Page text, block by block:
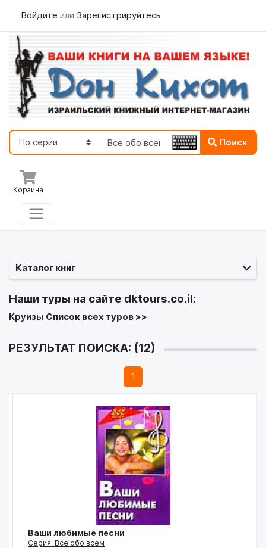
Войдите или Зарегистрируйтесь
Поиск
Корзина
Каталог книг
Наши туры на сайте dktours.co.il:
Круизы Список всех туров >>
РЕЗУЛЬТАТ ПОИСКА: (12)
1
Ваши любимые песни
Серия: Все обо всем